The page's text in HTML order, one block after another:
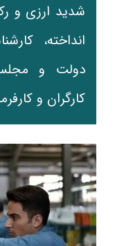
شدید ارزی و
انداخته،
دولت و
کارگران و